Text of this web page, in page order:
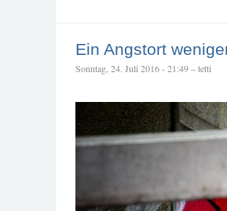
Ein Angstort
Sonntag, 24. Juli 2016 - 21:49 – tetti